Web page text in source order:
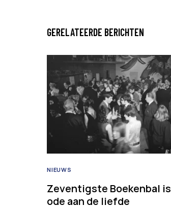
GERELATEERDE BERICHTEN
NIEUWS
Zeventigste Boekenbal is
ode aan de liefde